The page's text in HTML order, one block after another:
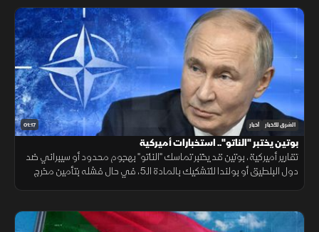
01:17 الشرق للأخبار أخبار
بوتين يختبر "الناتو".. استخبارات أميركية
تقارير أميركية، بوتين قد يختبر تماسك "الناتو" بهجوم محدود أو سيبراني ضد
دول البلطيق أو بولندا للتشكيك بالمادة الـ5، في حال فشله بتأمين مخرج